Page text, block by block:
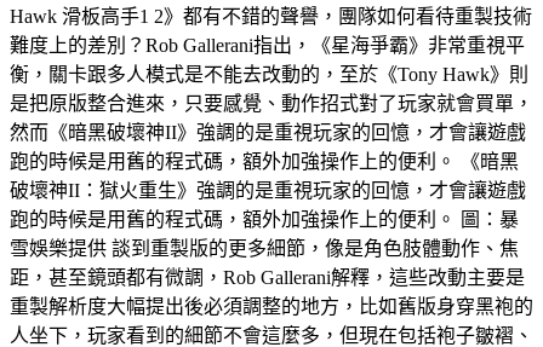
Hawk 滑板高手1 2》都有不錯的聲譽，團隊如何看待重製技術
難度上的差別？Rob Gallerani指出，《星海爭霸》非常重視平
衡，關卡跟多人模式是不能去改動的，至於《Tony Hawk》則
是把原版整合進來，只要感覺、動作招式對了玩家就會買單，
然而《暗黑破壞神II》強調的是重視玩家的回憶，才會讓遊戲
跑的時候是用舊的程式碼，額外加強操作上的便利。 《暗黑
破壞神II：獄火重生》強調的是重視玩家的回憶，才會讓遊戲
跑的時候是用舊的程式碼，額外加強操作上的便利。 圖：暴
雪娛樂提供 談到重製版的更多細節，像是角色肢體動作、焦
距，甚至鏡頭都有微調，Rob Gallerani解釋，這些改動主要是
重製解析度大幅提出後必須調整的地方，比如舊版身穿黑袍的
人坐下，玩家看到的細節不會這麼多，但現在包括袍子皺褶、